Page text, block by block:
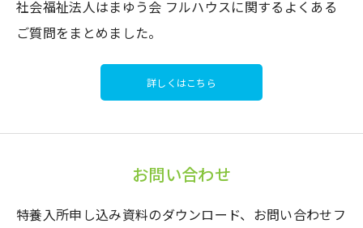
社会福祉法人はまゆう会 フルハウスに関するよくある
ご質問をまとめました。
詳しくはこちら
お問い合わせ
特養入所申し込み資料のダウンロード、お問い合わせフ